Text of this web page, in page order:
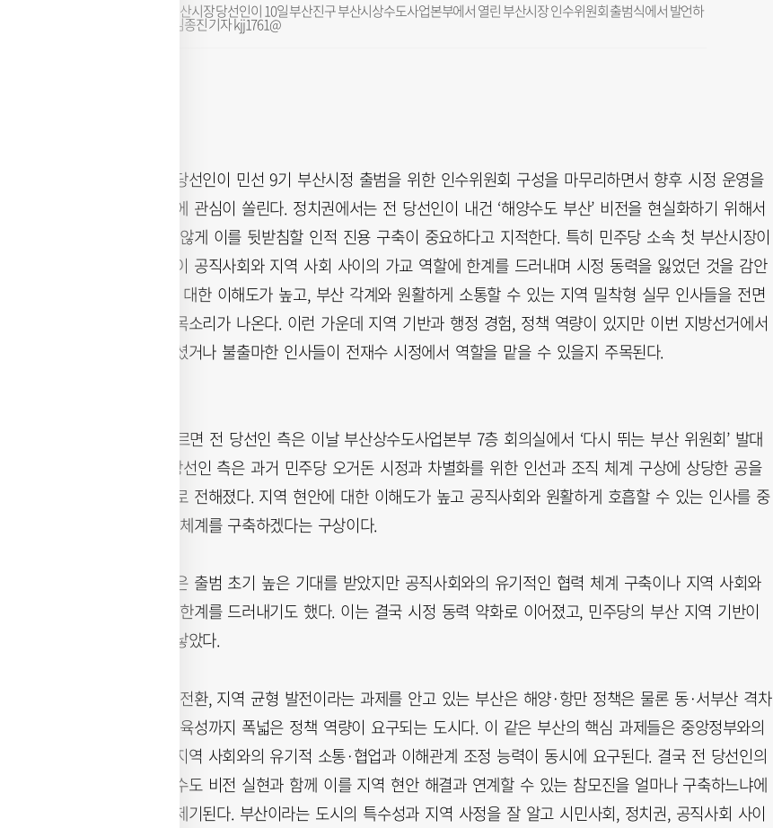
전재수 부산시장 당선인이 10일 부산진구 부산시상수도사업본부에서 열린 부산시장 인수위원회 출범식에서 발언하
고 있다. 김종진 기자 kjj1761@
전재수 부산시장 당선인이 민선 9기 부산시정 출범을 위한 인수위원회 구성을 마무리하면서 향후 시정 운영을
이끌 참모진 인선에 관심이 쏠린다. 정치권에서는 전 당선인이 내건 ‘해양수도 부산’ 비전을 현실화하기 위해서
는 정책 구상 못지않게 이를 뒷받침할 인적 진용 구축이 중요하다고 지적한다. 특히 민주당 소속 첫 부산시장이
었던 오거돈 시정이 공직사회와 지역 사회 사이의 가교 역할에 한계를 드러내며 시정 동력을 잃었던 것을 감안
하면, 지역 현안에 대한 이해도가 높고, 부산 각계와 원활하게 소통할 수 있는 지역 밀착형 실무 인사들을 전면
배치해야 한다는 목소리가 나온다. 이런 가운데 지역 기반과 행정 경험, 정책 역량이 있지만 이번 지방선거에서
아쉽게 고배를 마셨거나 불출마한 인사들이 전재수 시정에서 역할을 맡을 수 있을지 주목된다.
10일 정치권에 따르면 전 당선인 측은 이날 부산상수도사업본부 7층 회의실에서 ‘다시 뛰는 부산 위원회’ 발대
식을 가졌다. 전 당선인 측은 과거 민주당 오거돈 시정과 차별화를 위한 인선과 조직 체계 구상에 상당한 공을
들이고 있는 것으로 전해졌다. 지역 현안에 대한 이해도가 높고 공직사회와 원활하게 호흡할 수 있는 인사를 중
심으로 시정 운영 체계를 구축하겠다는 구상이다.
실제 오거돈 시정은 출범 초기 높은 기대를 받았지만 공직사회와의 유기적인 협력 체계 구축이나 지역 사회와
의 소통 측면에서 한계를 드러내기도 했다. 이는 결국 시정 동력 약화로 이어졌고, 민주당의 부산 지역 기반이
위축되는 결과를 낳았다.
인구 감소와 산업 전환, 지역 균형 발전이라는 과제를 안고 있는 부산은 해양·항만 정책은 물론 동·서부산 격차
해소와 미래 산업 육성까지 폭넓은 정책 역량이 요구되는 도시다. 이 같은 부산의 핵심 과제들은 중앙정부와의
협상력뿐 아니라 지역 사회와의 유기적 소통·협업과 이해관계 조정 능력이 동시에 요구된다. 결국 전 당선인의
성공 여부는 해양수도 비전 실현과 함께 이를 지역 현안 해결과 연계할 수 있는 참모진을 얼마나 구축하느냐에
달렸다는 지적이 제기된다. 부산이라는 도시의 특수성과 지역 사정을 잘 알고 시민사회, 정치권, 공직사회 사이